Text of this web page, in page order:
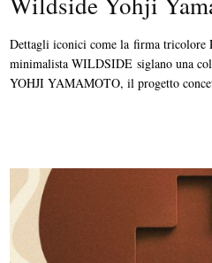
Dettagli iconici come la firma tricolore
minimalista WILDSIDE siglano una
YOHJI YAMAMOTO, il progetto